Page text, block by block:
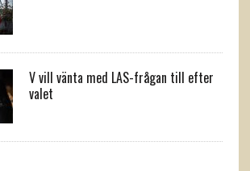
V vill vänta med LAS-frågan till efter
valet